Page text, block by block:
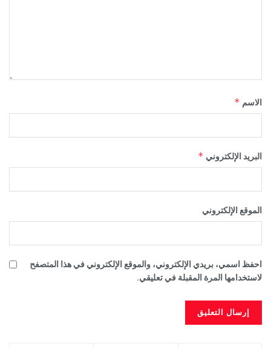
الاسم*
البريد الإلكتروني*
الموقع الإلكتروني
احفظ اسمي، بريدي الإلكتروني، والموقع الإلكتروني في هذا المتصفح
لاستخدامها المرة المقبلة في تعليقي.